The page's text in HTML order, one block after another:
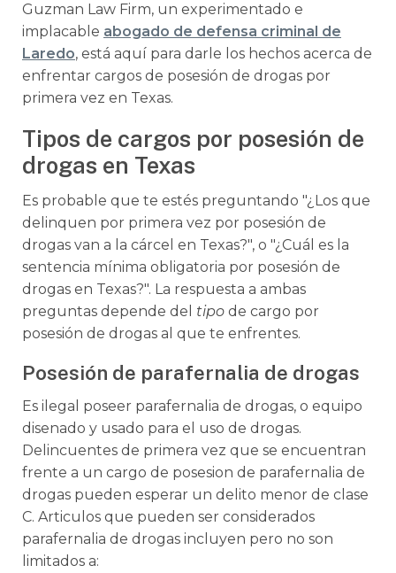
Guzman Law Firm, un experimentado e
implacable abogado de defensa criminal de
Laredo, está aquí para darle los hechos acerca de
enfrentar cargos de posesión de drogas por
primera vez en Texas.
Tipos de cargos por posesión de
drogas en Texas
Es probable que te estés preguntando "¿Los que
delinquen por primera vez por posesión de
drogas van a la cárcel en Texas?", o "¿Cuál es la
sentencia mínima obligatoria por posesión de
drogas en Texas?". La respuesta a ambas
preguntas depende del tipo de cargo por
posesión de drogas al que te enfrentes.
Posesión de parafernalia de drogas
Es ilegal poseer parafernalia de drogas, o equipo
disenado y usado para el uso de drogas.
Delincuentes de primera vez que se encuentran
frente a un cargo de posesion de parafernalia de
drogas pueden esperar un delito menor de clase
C. Articulos que pueden ser considerados
parafernalia de drogas incluyen pero no son
limitados a: